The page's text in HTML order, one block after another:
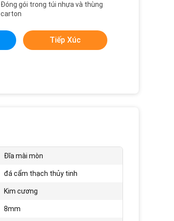
Đóng gói trong túi nhựa và thùng
carton
Tiếp Xúc
Đĩa mài mòn
đá cẩm thạch thủy tinh
Kim cương
8mm